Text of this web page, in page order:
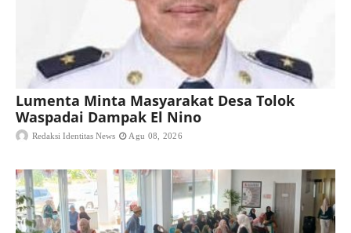
Lumenta Minta Masyarakat Desa Tolok
Waspadai Dampak El Nino
Redaksi Identitas News Agu 08, 2026